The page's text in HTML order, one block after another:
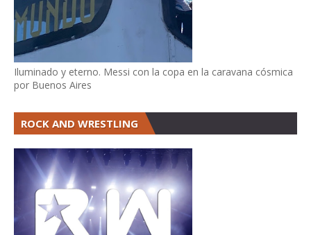
Iluminado y eterno. Messi con la copa en la caravana cósmica
por Buenos Aires
ROCK AND WRESTLING